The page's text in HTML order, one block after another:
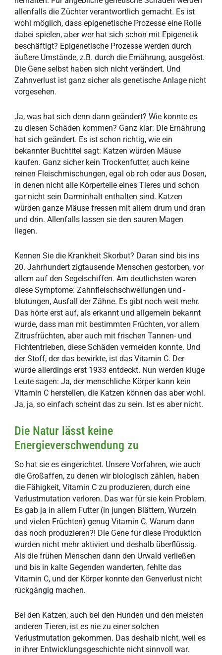
allenfalls die Züchter verantwortlich gemacht. Es ist
wohl möglich, dass epigenetische Prozesse eine Rolle
dabei spielen, aber wer hat sich schon mit Epigenetik
beschäftigt? Epigenetische Prozesse werden durch
äußere Umstände, z.B. durch die Ernährung, ausgelöst.
Die Gene selbst haben sich nicht verändert. Und
Zahnverlust ist ganz sicher als genetische Anlage nicht
vorgesehen.
Ja, was hat sich denn dann geändert? Wie konnte es
zu diesen Schäden kommen? Ganz klar: Die Ernährung
hat sich geändert. Es ist schon richtig, wie ein
bekannter Buchtitel sagt: Katzen würden Mäuse
kaufen. Ganz sicher kein Trockenfutter, auch keine
reinen Fleischmischungen, egal ob roh oder aus Dosen,
in denen nicht alle Körperteile eines Tieres und schon
gar nicht sein Darminhalt enthalten sind. Katzen
würden ganze Mäuse fressen mit allem drum und dran
und drin. Allenfalls lassen sie den sauren Magen
liegen.
Kennen Sie die Krankheit Skorbut? Daran sind bis ins
20. Jahrhundert zigtausende Menschen gestorben, vor
allem auf den Segelschiffen. Am deutlichsten waren
diese Symptome: Zahnfleischschwellungen und -
blutungen, Ausfall der Zähne. Es gibt noch weit mehr.
Das hörte erst auf, als erkannt und allgemein bekannt
wurde, dass man mit bestimmten Früchten, vor allem
Zitrusfrüchten, aber auch mit frischen Tannen- und
Fichtentrieben, diese Schäden vermeiden konnte. Und
der Stoff, der das bewirkte, ist das Vitamin C. Der
wurde allerdings erst 1933 entdeckt. Nun werden kluge
Leute sagen: Ja, der menschliche Körper kann kein
Vitamin C herstellen, die Katzen können das aber wohl.
Ja, ja, so einfach scheint das zu sein. Ist es aber nicht.
Die Natur lässt keine
Energieverschwendung zu
So hat sie es eingerichtet. Unsere Vorfahren, wie auch
die Großaffen, zu denen wir biologisch zählen, haben
die Fähigkeit, Vitamin C zu produzieren, durch eine
Verlustmutation verloren. Das war für sie kein Problem.
Es gab ja in allem Futter (in jungen Blättern, Wurzeln
und vielen Früchten) genug Vitamin C. Warum dann
das noch produzieren?! Die Gene für diese Produktion
wurden nicht mehr aktiviert und deshalb überflüssig.
Als die frühen Menschen dann den Urwald verließen
und bis in kalte Gegenden wanderten, fehlte das
Vitamin C, und der Körper konnte den Genverlust nicht
rückgängig machen.
Bei den Katzen, auch bei den Hunden und den meisten
anderen Tieren, ist es nie zu einer solchen
Verlustmutation gekommen. Das deshalb nicht, weil es
in ihrer Entwicklungsgeschichte nicht sinnvoll war.